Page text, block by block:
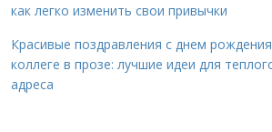
как легко изменить свои привычки
Красивые поздравления с днем рождения
коллеге в прозе: лучшие идеи для
адреса